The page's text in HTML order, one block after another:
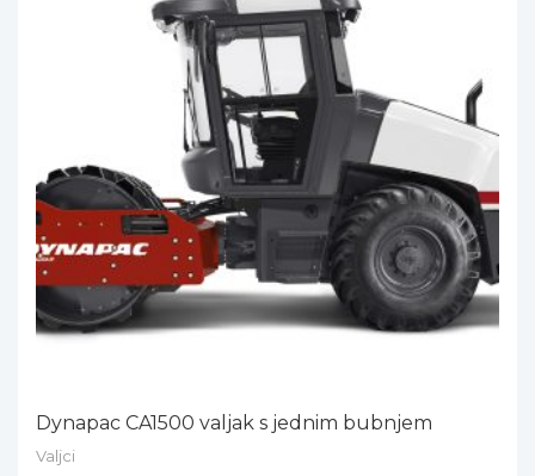
Dynapac CA1500 valjak s jednim bubnjem
Valjci